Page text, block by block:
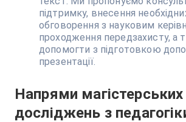
підтримку, внесення
обговорення з науковим
проходження передзахисту,
допомогти з підготовкою
презентації.
Напрями магістерських
досліджень з